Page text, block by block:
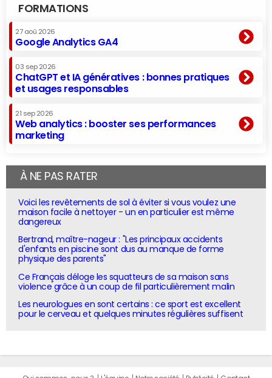
FORMATIONS
27 aoû 2026
Google Analytics GA4
03 sep 2026
ChatGPT et IA génératives : bonnes pratiques
et usages responsables
21 sep 2026
Web analytics : booster ses performances
marketing
À NE PAS RATER
Voici les revêtements de sol à éviter si vous voulez une
maison facile à nettoyer - un en particulier est même
dangereux
Bertrand, maître-nageur : "Les principaux accidents
d'enfants en piscine sont dus au manque de forme
physique des parents"
Ce Français déloge les squatteurs de sa maison sans
violence grâce à un coup de fil particulièrement malin
Les neurologues en sont certains : ce sport est excellent
pour le cerveau et quelques minutes régulières suffisent